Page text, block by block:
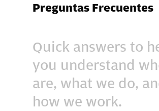
Preguntas Frecuentes
Quick answers to
you understand
are, what we do,
how we work.